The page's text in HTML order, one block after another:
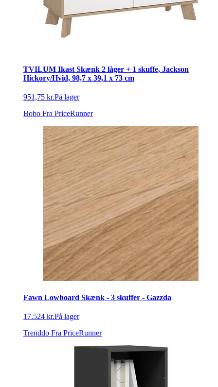
TVILUM Ikast Skænk 2 låger + 1 skuffe, Jackson
Hickory/Hvid, 98,7 x 39,1 x 73 cm
951,75 kr.På lager
Bobo Fra PriceRunner
Fawn Lowboard Skænk - 3 skuffer - Gazzda
17.524 kr.På lager
Trenddo Fra PriceRunner